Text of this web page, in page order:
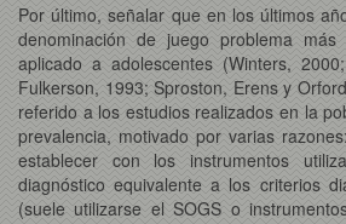
Por último, señalar que en los últimos
denominación de juego problema
aplicado a adolescentes (Winters,
Fulkerson, 1993; Sproston, Erens y
referido a los estudios realizados en la
prevalencia, motivado por varias
establecer con los instrumentos
diagnóstico equivalente a los criterios
(suele utilizarse el SOGS o